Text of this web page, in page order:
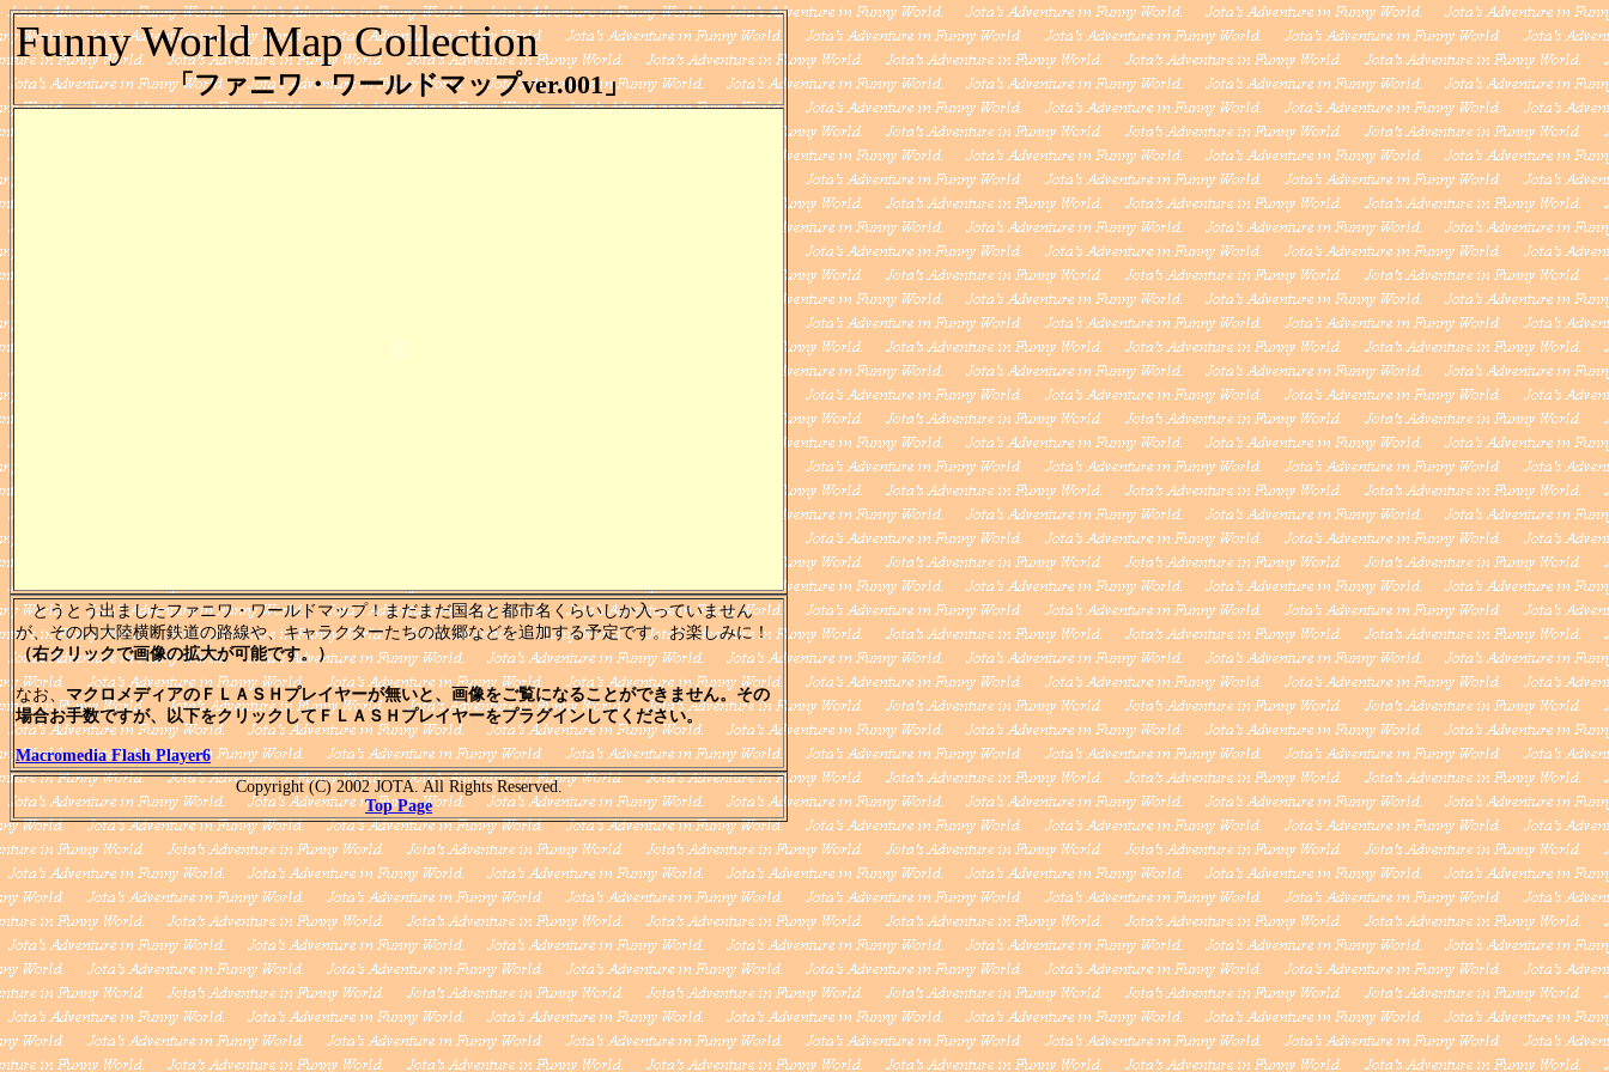
Funny World Map Collection
「ファニワ・ワールドマップver.001」
とうとう出ましたファニワ・ワールドマップ！まだまだ国名と都市名くらいしか入っていません
が、その内大陸横断鉄道の路線や、キャラクターたちの故郷などを追加する予定です。お楽しみに！
（右クリックで画像の拡大が可能です。）
なお、 マクロメディアのＦＬＡＳＨプレイヤーが無いと、画像をご覧になることができません。その
場合お手数ですが、以下をクリックしてＦＬＡＳＨプレイヤーをプラグインしてください。
Macromedia Flash Player6
Copyright (C) 2002 JOTA. All Rights Reserved.
Top Page